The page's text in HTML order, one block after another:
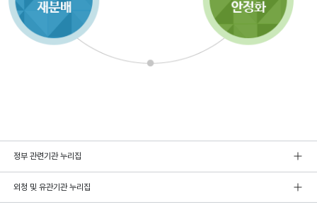
정부 관련기관 누리집
외청 및 유관기관 누리집